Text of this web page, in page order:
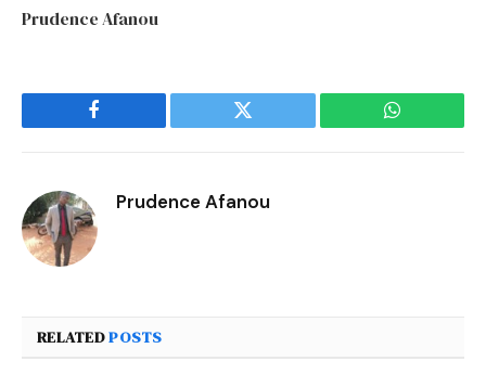
Prudence Afanou
Facebook Twitter WhatsApp
Prudence Afanou
RELATEDPOSTS